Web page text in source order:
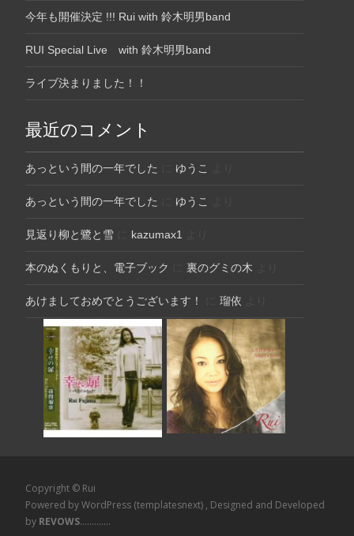
今年も開催決定 !!! Rui with 鈴木明男band
RUI Special Live with 鈴木明男band
ライブ決まりました！！
最近のコメント
あっという間の一年でした ゆうこ
あっという間の一年でした ゆうこ
見返り柳と鷺と雪 kazumax1
本のぬくもりと、電子ブック 裏のグミの木
あけましておめでとうございます！ 瑠依
Copyright © Rui
Powered by WordPress (templatesnext) , Designed and Developed
by REVOWS.............